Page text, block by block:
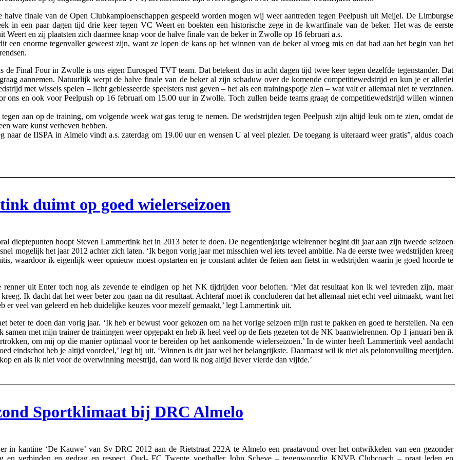
halve finale van de Open Clubkampioenschappen gespeeld worden mogen wij weer aantreden tegen Peelpush uit Meijel. De Limburgse
in een paar dagen tijd drie keer tegen VC Weert en boekten een historische zege in de kwartfinale van de beker. Het was de eerste
Weert en zij plaatsten zich daarmee knap voor de halve finale van de beker in Zwolle op 16 februari a.s.
een enorme tegenvaller geweest zijn, want ze lopen de kans op het winnen van de beker al vroeg mis en dat had aan het begin van het
de Final Four in Zwolle is ons eigen Eurosped TVT team. Dat betekent dus in acht dagen tijd twee keer tegen dezelfde tegenstander. Dat
aannemen. Natuurlijk werpt de halve finale van de beker al zijn schaduw over de komende competitiewedstrijd en kun je er allerlei
met wissels spelen – licht geblesseerde speelsters rust geven – het als een trainingspotje zien – wat valt er allemaal niet te verzinnen.
ons en ook voor Peelpush op 16 februari om 15.00 uur in Zwolle. Toch zullen beide teams graag de competitiewedstrijd willen winnen
aan op de training, om volgende week wat gas terug te nemen. De wedstrijden tegen Peelpush zijn altijd leuk om te zien, omdat de
ware kunst verheven hebben.
naar de IISPA in Almelo vindt a.s. zaterdag om 19.00 uur en wensen U al veel plezier. De toegang is uiteraard weer gratis”, aldus coach
duimt op goed wielerseizoen
dieptepunten hoopt Steven Lammertink het in 2013 beter te doen. De negentienjarige wielrenner begint dit jaar aan zijn tweede seizoen
mogelijk het jaar 2012 achter zich laten. ‘Ik begon vorig jaar met misschien wel iets teveel ambitie. Na de eerste twee wedstrijden kreeg
waardoor ik eigenlijk weer opnieuw moest opstarten en je constant achter de feiten aan fietst in wedstrijden waarin je goed hoorde te
renner uit Enter toch nog als zevende te eindigen op het NK tijdrijden voor beloften. ‘Met dat resultaat kon ik wel tevreden zijn, maar
Ik dacht dat het weer beter zou gaan na dit resultaat. Achteraf moet ik concluderen dat het allemaal niet echt veel uitmaakt, want het
er veel van geleerd en heb duidelijke keuzes voor mezelf gemaakt,’ legt Lammertink uit.
beter te doen dan vorig jaar. ‘Ik heb er bewust voor gekozen om na het vorige seizoen mijn rust te pakken en goed te herstellen. Na een
samen met mijn trainer de trainingen weer opgepakt en heb ik heel veel op de fiets gezeten tot de NK baanwielrennen. Op 1 januari ben ik
om mij op die manier optimaal voor te bereiden op het aankomende wielerseizoen.’ In de winter heeft Lammertink veel aandacht
eindschot heb je altijd voordeel,’ legt hij uit. ‘Winnen is dit jaar wel het belangrijkste. Daarnaast wil ik niet als pelotonvulling meerijden.
en als ik niet voor de overwinning meestrijd, dan word ik nog altijd liever vierde dan vijfde.’
Sportklimaat bij DRC Almelo
in kantine ‘De Kauwe’ van Sv DRC 2012 aan de Rietstraat 222A te Almelo een praatavond over het ontwikkelen van een gezonder